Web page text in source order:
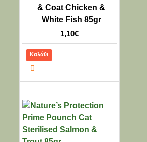
-12 %
FURMINATOR - ΒΟΥΡΤΣΑ
& Coat Chicken &
White Fish 85gr
1,10€
Καλάθι